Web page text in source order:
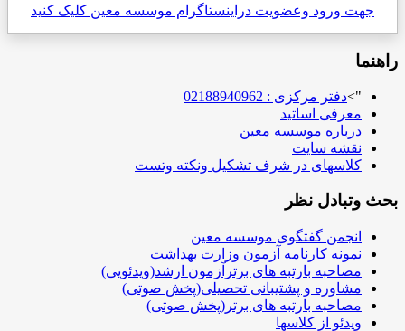
جهت ورود وعضویت دراینستاگرام موسسه معین کلیک کنید
راهنما
">دفتر مرکزی : 02188940962
معرفی اساتید
درباره موسسه معین
نقشه سایت
کلاسهای در شرف تشکیل ونکته وتست
بحث وتبادل نظر
انجمن گفتگوی موسسه معین
نمونه کارنامه آزمون وزارت بهداشت
مصاحبه بارتبه های برترآزمون ارشد(ویدئویی)
مشاوره و پشتیبانی تحصیلی(پخش صوتی)
مصاحبه بارتبه های برتر(پخش صوتی)
ویدئو از کلاسها